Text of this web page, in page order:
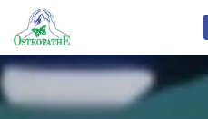
contenu
principal